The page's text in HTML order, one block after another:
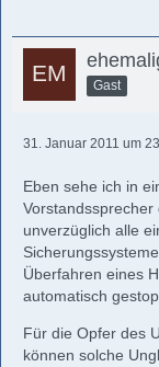
Gast
31. Januar 2011 um
Eben sehe ich in
Vorstandssprecher
unverzüglich alle
Überfahren eines
automatisch
Für die Opfer des
können solche